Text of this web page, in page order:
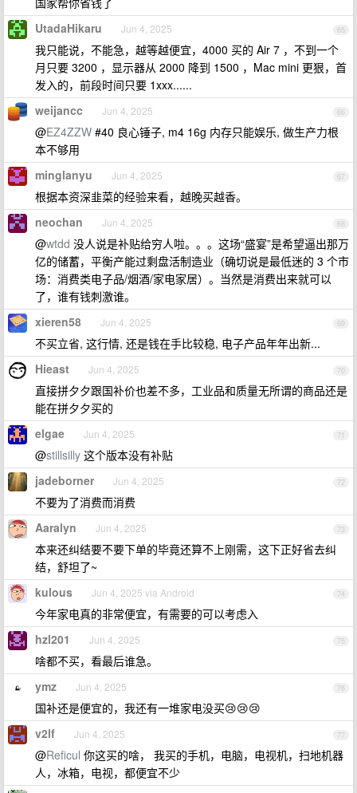
65
UtadaHikaru Jun 4, 2025
我只能说，不能急，越等越便宜，4000 买的 Air 7 ，不到一个
月只要 3200 ，显示器从 2000 降到 1500 ，Mac mini 更狠，首
发入的，前段时间只要 1xxx......
66
weijancc Jun 4, 2025
@EZ4ZZW #40 良心锤子, m4 16g 内存只能娱乐, 做生产力根
本不够用
67
minglanyu Jun 4, 2025
根据本资深韭菜的经验来看，越晚买越香。
68
neochan Jun 4, 2025
@wtdd 没人说是补贴给穷人啦。。。这场“盛宴”是希望逼出那万
亿的储蓄，平衡产能过剩盘活制造业（确切说是最低迷的 3 个市
场：消费类电子品/烟酒/家电家居）。当然是消费出来就可以
了，谁有钱刺激谁。
69
xieren58 Jun 4, 2025
不买立省, 这行情, 还是钱在手比较稳, 电子产品年年出新...
70
Hieast Jun 4, 2025
直接拼夕夕跟国补价也差不多，工业品和质量无所谓的商品还是
能在拼夕夕买的
71
elgae Jun 4, 2025
@stillsilly 这个版本没有补贴
72
jadeborner Jun 4, 2025
不要为了消费而消费
73
Aaralyn Jun 4, 2025
本来还纠结要不要下单的毕竟还算不上刚需，这下正好省去纠
结，舒坦了~
74
kulous Jun 4, 2025 via Android
今年家电真的非常便宜，有需要的可以考虑入
75
hzl201 Jun 4, 2025
啥都不买，看最后谁急。
76
ymz Jun 4, 2025
国补还是便宜的，我还有一堆家电没买😢😢😢
77
v2lf Jun 4, 2025
@Reficul 你这买的啥， 我买的手机，电脑，电视机，扫地机器
人，冰箱，电视，都便宜不少